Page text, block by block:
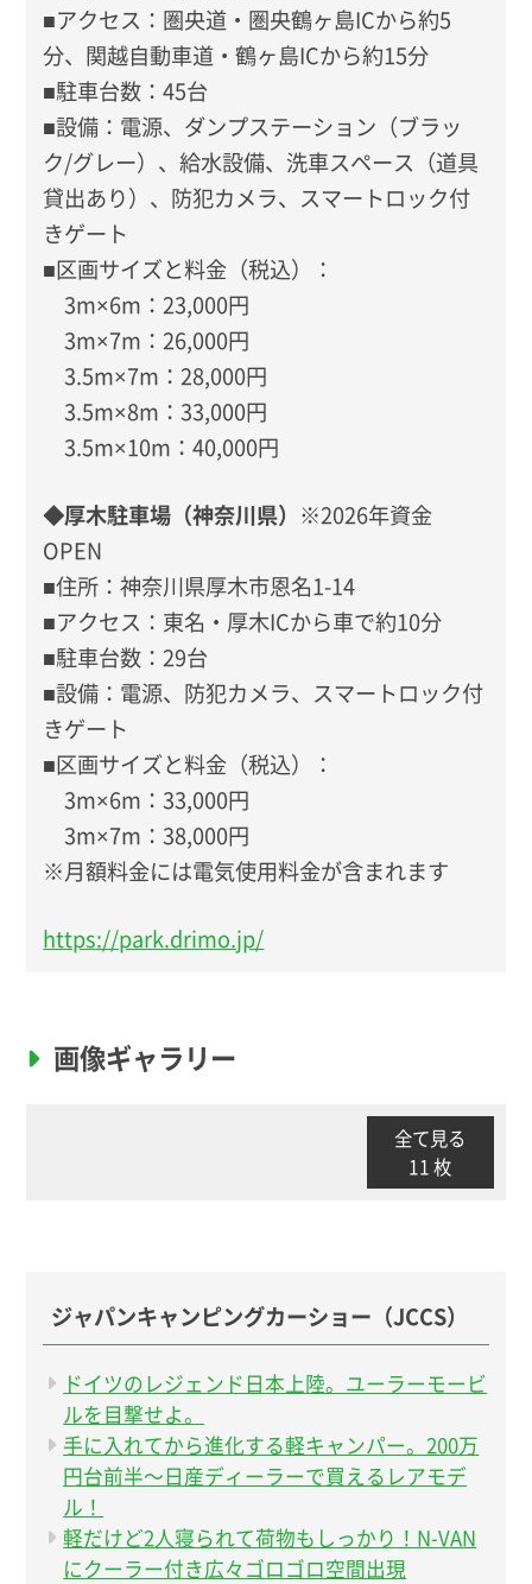
■アクセス：圏央道・圏央鶴ヶ島ICから約5
分、関越自動車道・鶴ヶ島ICから約15分
■駐車台数：45台
■設備：電源、ダンプステーション（ブラッ
ク/グレー）、給水設備、洗車スペース（道具
貸出あり）、防犯カメラ、スマートロック付
きゲート
■区画サイズと料金（税込）：
3m×6m：23,000円
3m×7m：26,000円
3.5m×7m：28,000円
3.5m×8m：33,000円
3.5m×10m：40,000円
◆厚木駐車場（神奈川県） ※2026年資金
OPEN
■住所：神奈川県厚木市恩名1-14
■アクセス：東名・厚木ICから車で約10分
■駐車台数：29台
■設備：電源、防犯カメラ、スマートロック付
きゲート
■区画サイズと料金（税込）：
3m×6m：33,000円
3m×7m：38,000円
※月額料金には電気使用料金が含まれます
https://park.drimo.jp/
画像ギャラリー
全て見る
11 枚
ジャパンキャンピングカーショー（JCCS）
ドイツのレジェンド日本上陸。ユーラーモービ
ルを目撃せよ。
手に入れてから進化する軽キャンパー。200万
円台前半〜日産ディーラーで買えるレアモデ
ル！
軽だけど2人寝られて荷物もしっかり！N-VAN
にクーラー付き広々ゴロゴロ空間出現